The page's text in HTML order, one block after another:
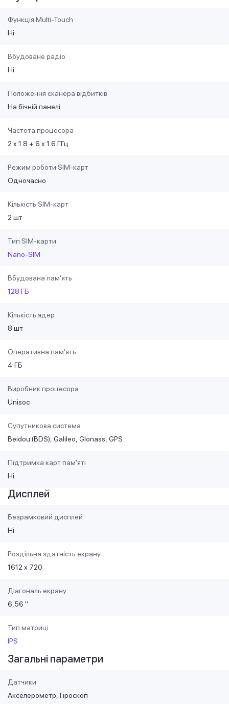
Функція Multi-Touch
Ні
Вбудоване радіо
Ні
Положення сканера відбитків
На бічній панелі
Частота процесора
2 x 1.8 + 6 x 1.6 ГГц
Режим роботи SIM-карт
Одночасно
Кількість SIM-карт
2 шт
Тип SIM-карти
Nano-SIM
Вбудована пам'ять
128 ГБ
Кількість ядер
8 шт
Оперативна пам'ять
4 ГБ
Виробник процесора
Unisoc
Супутникова система
Beidou (BDS) Galileo Glonass GPS
Підтримка карт пам'яті
Ні
Дисплей
Безрамковий дисплей
Ні
Роздільна здатність екрану
1612 х 720
Діагональ екрану
6,56 "
Тип матриці
IPS
Загальні параметри
Датчики
Акселерометр Гіроскоп